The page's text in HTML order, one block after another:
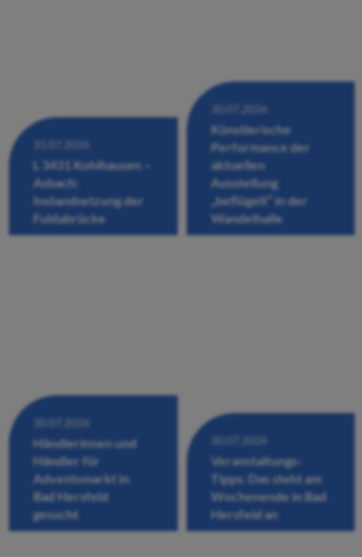
31.07.2026
L 3431 Kohlhausen –
Asbach:
Instandsetzung der
Fuldabrücke
30.07.2026
Künstlerische
Performance der
aktuellen
Ausstellung
„beflügelt“ in der
Wandelhalle
30.07.2026
Händlerinnen und
Händler für
Adventsmarkt in
Bad Hersfeld
gesucht
30.07.2026
Veranstaltungs-
Tipps: Das steht am
Wochenende in Bad
Hersfeld an